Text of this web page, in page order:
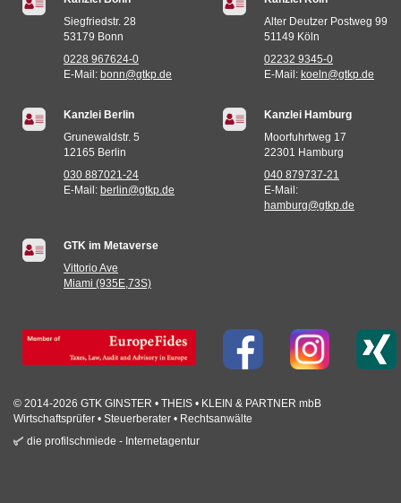
Siegfriedstr. 28
53179 Bonn
0228 967624-0
E-Mail: bonn@gtkp.de
Alter Deutzer Postweg 99
51149 Köln
02232 9345-0
E-Mail: koeln@gtkp.de
Kanzlei Berlin
Grunewaldstr. 5
12165 Berlin
030 887021-24
E-Mail: berlin@gtkp.de
Kanzlei Hamburg
Moorfuhrtweg 17
22301 Hamburg
040 879737-21
E-Mail:
hamburg@gtkp.de
GTK im Metaverse
Vittorio Ave
Miami (935E,73S)
© 2014-2026 GTK GINSTER • THEIS • KLEIN & PARTNER mbB
Wirtschaftsprüfer • Steuerberater • Rechtsanwälte
die profilschmiede - Internetagentur